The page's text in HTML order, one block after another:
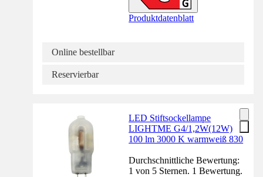
Produktdatenblatt
Online bestellbar
Reservierbar
LED Stiftsockellampe
LIGHTME G4/1,2W(12W)
100 lm 3000 K warmweiß 830
Durchschnittliche Bewertung:
1 von 5 Sternen. 1 Bewertung.